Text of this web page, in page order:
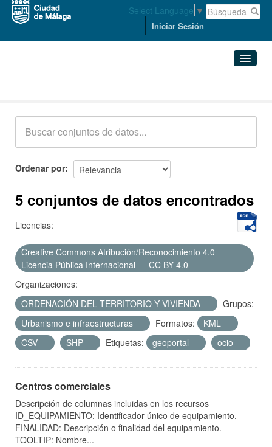
Select Language ▼
Iniciar Sesión
Acerca de
Ordenar por
5 conjuntos de datos encontrados
Licencias:
Creative Commons Atribución/Reconocimiento 4.0
Licencia Pública Internacional — CC BY 4.0
Organizaciones:
ORDENACIÓN DEL TERRITORIO Y VIVIENDA
Grupos:
Urbanismo e infraestructuras
Formatos:
KML
CSV
SHP Etiquetas: geoportal ocio
Centros comerciales
Descripción de columnas incluidas en los recursos
ID_EQUIPAMIENTO: Identificador único de equipamiento.
FINALIDAD: Descripción o finalidad del equipamiento.
TOOLTIP: Nombre...